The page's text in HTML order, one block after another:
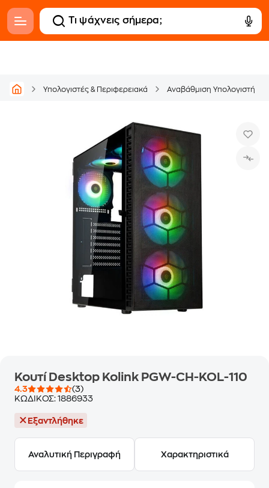
Υπολογιστές & Περιφερειακά Αναβάθμιση Υπολογιστή
Κουτί Desktop Kolink PGW-CH-KOL-110
4.3
(3)
ΚΩΔΙΚΟΣ: 1886933
Εξαντλήθηκε
Αναλυτική Περιγραφή Χαρακτηριστικά